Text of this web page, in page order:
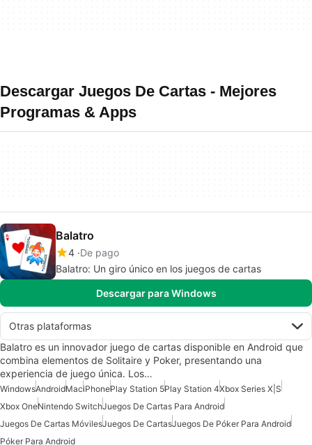
Descargar Juegos De Cartas - Mejores
Programas & Apps
Balatro
4 De pago
Balatro: Un giro único en los juegos de cartas
Descargar para Windows
Otras plataformas
Balatro es un innovador juego de cartas disponible en Android que
combina elementos de Solitaire y Poker, presentando una
experiencia de juego única. Los…
WindowsAndroidMaciPhonePlay Station 5Play Station 4Xbox Series X|S
Xbox OneNintendo SwitchJuegos De Cartas Para Android
Juegos De Cartas MóvilesJuegos De CartasJuegos De Póker Para Android
Póker Para Android